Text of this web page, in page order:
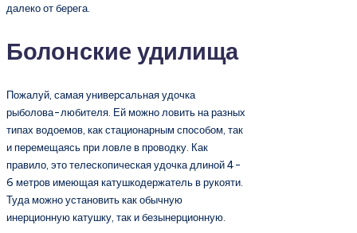
далеко от берега.
Болонские удилища
Пожалуй, самая универсальная удочка
рыболова-любителя. Ей можно ловить на разных
типах водоемов, как стационарным способом, так
и перемещаясь при ловле в проводку. Как
правило, это телескопическая удочка длиной 4-
6 метров имеющая катушкодержатель в рукояти.
Туда можно установить как обычную
инерционную катушку, так и безынерционную.